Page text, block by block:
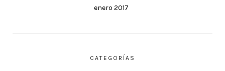
enero 2017
CATEGORÍAS